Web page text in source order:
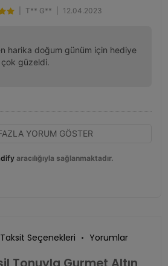
T** G** 12.04.2023
harika doğum günüm için hediye
çok güzeldi.
YORUM GÖSTER
aracılığıyla sağlanmaktadır.
Taksit Seçenekleri Yorumlar